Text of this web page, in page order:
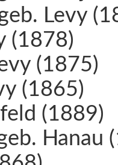
Levy
(1878)
(1875)
(1865)
(1889)
Hanau